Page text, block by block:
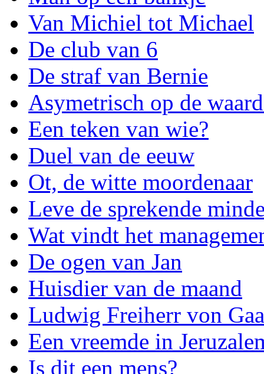
Van Michiel tot Michael
De club van 6
De straf van Bernie
Asymetrisch op de
Een teken van wie?
Duel van de eeuw
Ot, de witte moordenaar
Leve de sprekende
Wat vindt het
De ogen van Jan
Huisdier van de maand
Ludwig Freiherr von
Een vreemde in
Is dit een mens?